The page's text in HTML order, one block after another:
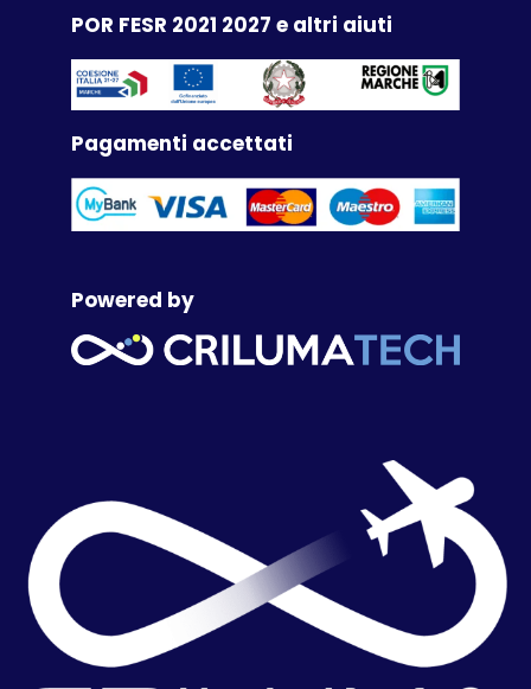
POR FESR 2021 2027 e altri aiuti
Pagamenti accettati
Powered by